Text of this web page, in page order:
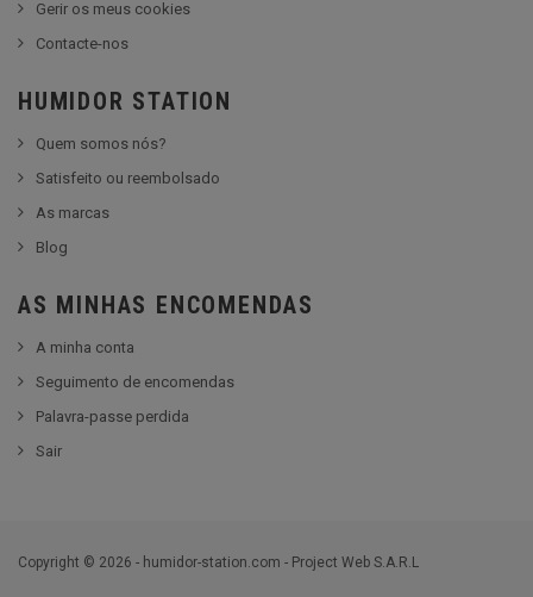
Gerir os meus cookies
Contacte-nos
HUMIDOR STATION
Quem somos nós?
Satisfeito ou reembolsado
As marcas
Blog
AS MINHAS ENCOMENDAS
A minha conta
Seguimento de encomendas
Palavra-passe perdida
Sair
Copyright © 2026 - humidor-station.com - Project Web S.A.R.L